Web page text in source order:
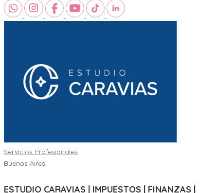
Servicios Profesionales
Buenos Aires
ESTUDIO CARAVIAS | IMPUESTOS | FINANZAS |